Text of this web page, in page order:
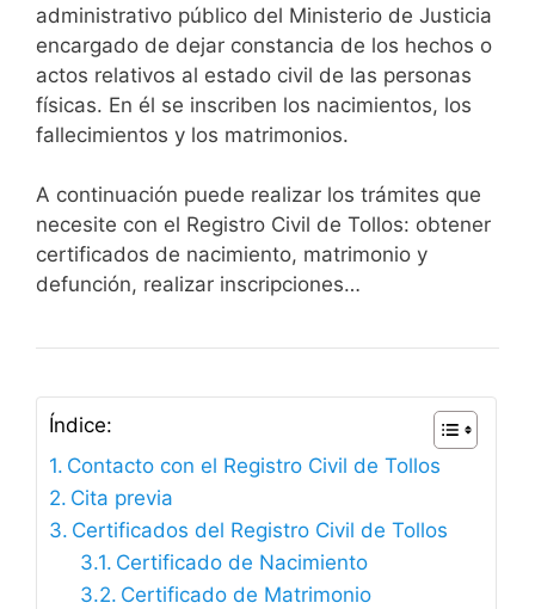
administrativo público del Ministerio de Justicia
encargado de dejar constancia de los hechos o
actos relativos al estado civil de las personas
físicas. En él se inscriben los nacimientos, los
fallecimientos y los matrimonios.
A continuación puede realizar los trámites que
necesite con el Registro Civil de Tollos: obtener
certificados de nacimiento, matrimonio y
defunción, realizar inscripciones…
Índice:
Contacto con el Registro Civil de Tollos
Cita previa
Certificados del Registro Civil de Tollos
Certificado de Nacimiento
Certificado de Matrimonio